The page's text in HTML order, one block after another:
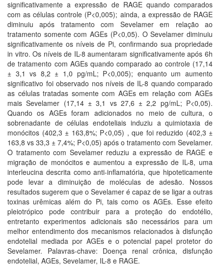
significativamente a expressão de RAGE quando comparados
com as células controle (P<0,005); ainda, a expressão de RAGE
diminuiu após tratamento com Sevelamer em relação ao
tratamento somente com AGEs (P<0,05). O Sevelamer diminuiu
significativamente os níveis de Pi, confirmando sua propriedade
in vitro. Os níveis de IL-8 aumentaram significativamente após 6h
de tratamento com AGEs quando comparado ao controle (17,14
± 3,1 vs 8,2 ± 1,0 pg/mL; P<0,005); enquanto um aumento
significativo foi observado nos níveis de IL-8 quando comparado
as células tratadas somente com AGEs em relação com AGEs
mais Sevelamer (17,14 ± 3,1 vs 27,6 ± 2,2 pg/mL; P<0,05).
Quando os AGEs foram adicionados no meio de cultura, o
sobrenadante de células endoteliais induziu a quimiotaxia de
monócitos (402,3 ± 163,8%; P<0,05) , que foi reduzido (402,3 ±
163,8 vs 33,3 ± 7,4%; P<0,05) após o tratamento com Sevelamer.
O tratamento com Sevelamer reduziu a expressão de RAGE e
migração de monócitos e aumentou a expressão de IL-8, uma
interleucina descrita como anti-inflamatória, que hipoteticamente
pode levar a diminuição de moléculas de adesão. Nossos
resultados sugerem que o Sevelamer é capaz de se ligar a outras
toxinas urêmicas além do Pi, tais como os AGEs. Esse efeito
pleiotrópico pode contribuir para a proteção do endotélio,
entretanto experimentos adicionais são necessários para um
melhor entendimento dos mecanismos relacionados à disfunção
endotelial mediada por AGEs e o potencial papel protetor do
Sevelamer. Palavras-chave: Doença renal crônica, disfunção
endotelial, AGEs, Sevelamer, IL-8 e RAGE.